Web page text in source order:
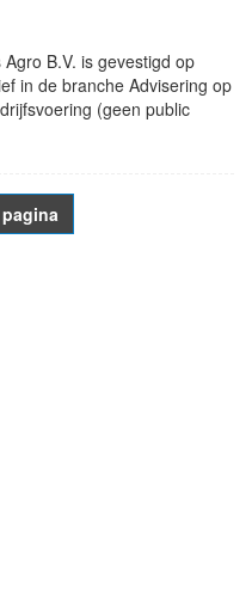
B.V. is gevestigd op
in de branche Advisering op
(geen public